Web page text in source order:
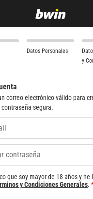
Datos Personales
y
correo electrónico válido para
segura.
contraseña
que soy mayor de 18 años y he
y Condiciones Generales.